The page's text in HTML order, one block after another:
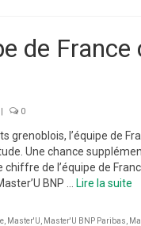
de France
| 0
grenoblois, l’équipe de
Une chance
chiffre de l’équipe de
BNP … Lire la suite­­
, Master'U Master'U BNP Paribas